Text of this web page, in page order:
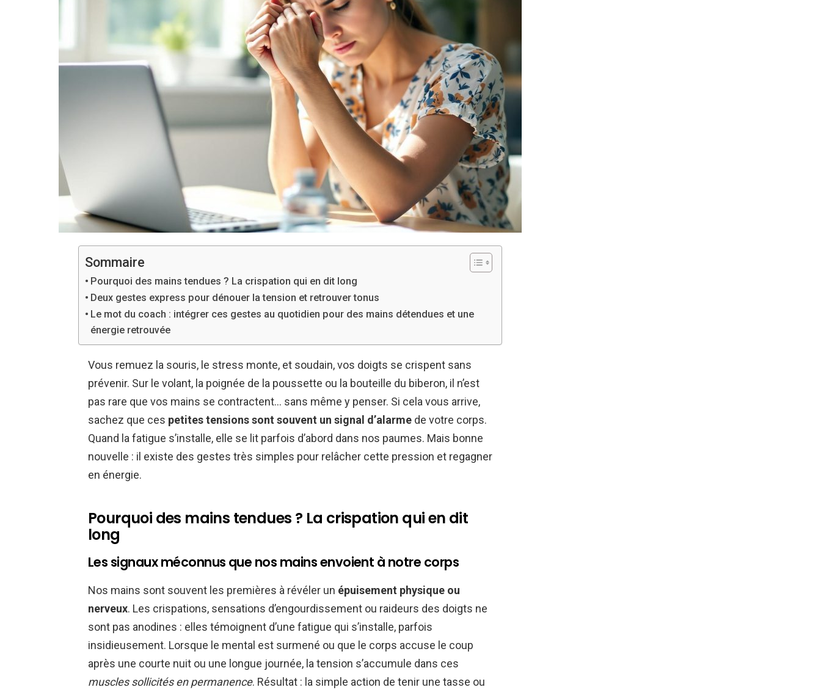
Sommaire
Pourquoi des mains tendues ? La crispation qui en dit long
Deux gestes express pour dénouer la tension et retrouver tonus
Le mot du coach : intégrer ces gestes au quotidien pour des mains détendues et une
énergie retrouvée
Vous remuez la souris, le stress monte, et soudain, vos doigts se crispent sans
prévenir. Sur le volant, la poignée de la poussette ou la bouteille du biberon, il n’est
pas rare que vos mains se contractent… sans même y penser. Si cela vous arrive,
sachez que ces petites tensions sont souvent un signal d’alarme de votre corps.
Quand la fatigue s’installe, elle se lit parfois d’abord dans nos paumes. Mais bonne
nouvelle : il existe des gestes très simples pour relâcher cette pression et regagner
en énergie.
Pourquoi des mains tendues ? La crispation qui en dit
long
Les signaux méconnus que nos mains envoient à notre corps
Nos mains sont souvent les premières à révéler un épuisement physique ou
nerveux. Les crispations, sensations d’engourdissement ou raideurs des doigts ne
sont pas anodines : elles témoignent d’une fatigue qui s’installe, parfois
insidieusement. Lorsque le mental est surmené ou que le corps accuse le coup
après une courte nuit ou une longue journée, la tension s’accumule dans ces
muscles sollicités en permanence. Résultat : la simple action de tenir une tasse ou